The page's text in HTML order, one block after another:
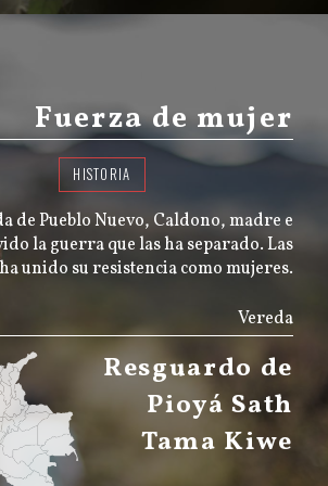
Fuerza de mujer
HISTORIA
de Pueblo Nuevo, Caldono, madre e
la guerra que las ha separado. Las
ha unido su resistencia como mujeres.
Vereda
Resguardo de
Pioyá Sath
Tama Kiwe